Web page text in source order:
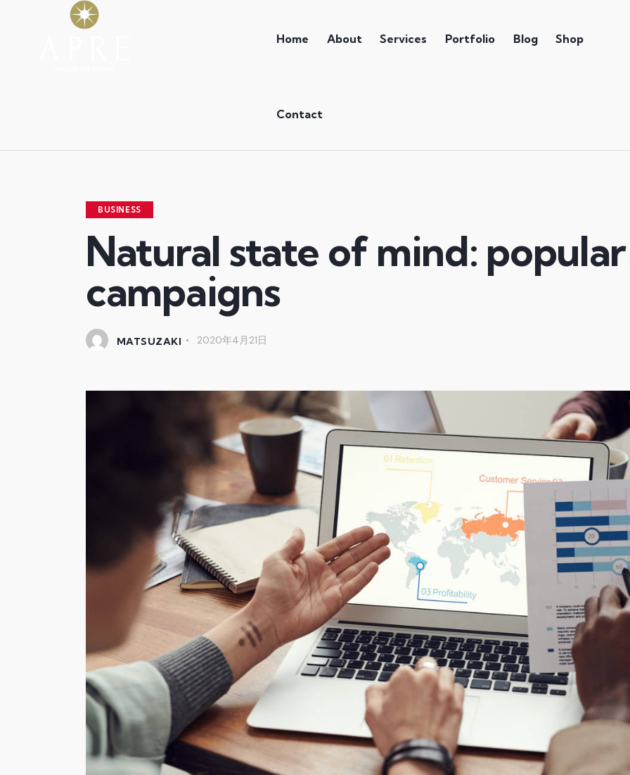
Home About Services Portfolio Blog Shop
Contact
BUSINESS
Natural state of mind:
campaigns
MATSUZAKI 2020年4月21日